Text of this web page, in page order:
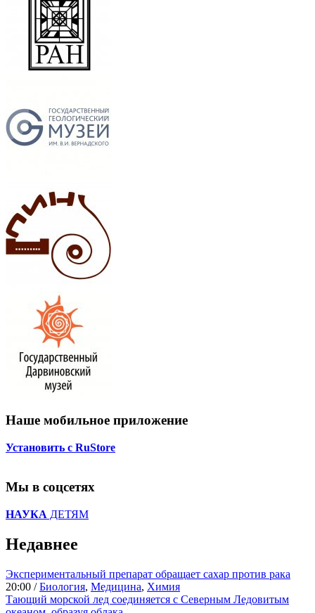
Наше мобильное приложение
Установить с RuStore
Мы в соцсетях
НАУКА ДЕТЯМ
Недавнее
Экспериментальный препарат обращает сахар против рака
20:00 /Биология, Медицина, Химия
Тающий морской лед соединяется с Северным Ледовитым